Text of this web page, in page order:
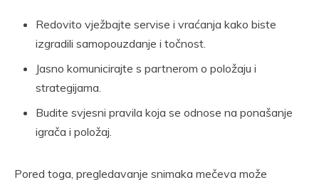
Redovito vježbajte servise i vraćanja kako biste
izgradili samopouzdanje i točnost.
Jasno komunicirajte s partnerom o položaju i
strategijama.
Budite svjesni pravila koja se odnose na ponašanje
igrača i položaj.
Pored toga, pregledavanje snimaka mečeva može